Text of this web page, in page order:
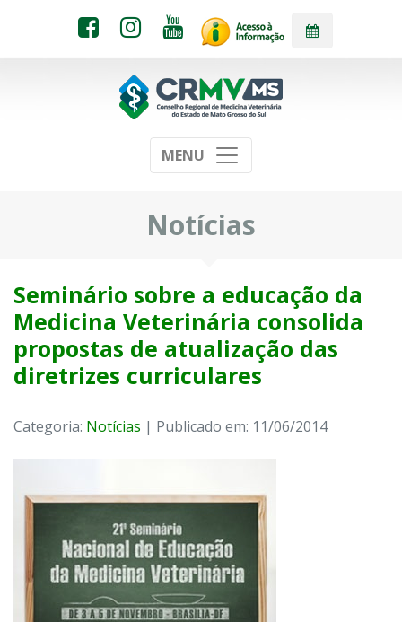
MENU
Notícias
Seminário sobre a educação da
Medicina Veterinária consolida
propostas de atualização das
diretrizes curriculares
Categoria: Notícias | Publicado em: 11/06/2014